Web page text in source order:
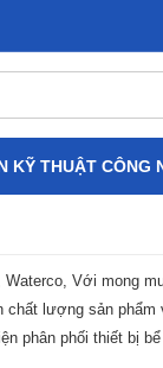
KỸ THUẬT CÔNG
Với mong
chất lượng sản
phân phối thiết bị